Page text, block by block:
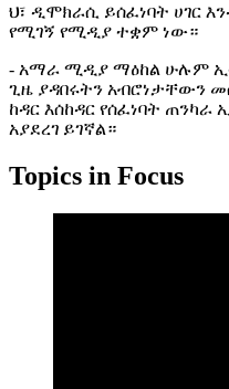
ህ፣ ዲሞክራሲ ይሰፈነባት ሀገር
የሚገኝ የሚዲያ ተቋም ነው።
- አማራ ሚዲያ ማዕከል ሁሉም
ጊዜ ያዳበሩትን አብሮነታቸውን
ከዳር እሰከዳር የሰፈነባት
አያደረገ ይገኛል።
Topics in Focus